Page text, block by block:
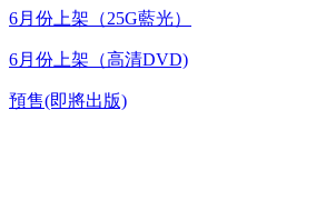
6月份上架（25G藍光）
6月份上架（高清DVD)
預售(即將出版)